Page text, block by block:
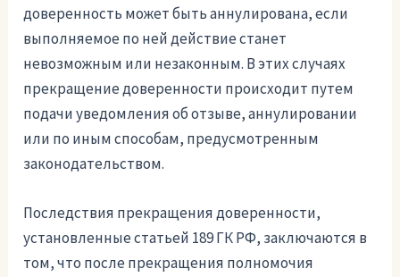
доверенность может быть аннулирована, если
выполняемое по ней действие станет
невозможным или незаконным. В этих случаях
прекращение доверенности происходит путем
подачи уведомления об отзыве, аннулировании
или по иным способам, предусмотренным
законодательством.
Последствия прекращения доверенности,
установленные статьей 189 ГК РФ, заключаются в
том, что после прекращения полномочия